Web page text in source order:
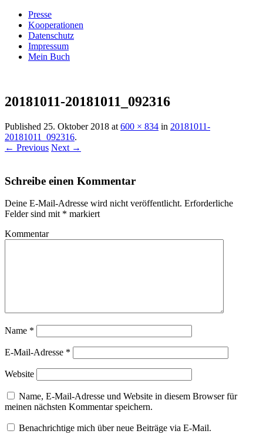
Presse
Kooperationen
Datenschutz
Impressum
Mein Buch
Villa König
20181011-20181011_092316
Published 25. Oktober 2018 at 600 × 834 in 20181011-
20181011_092316.
← Previous Next →
Schreibe einen Kommentar
Deine E-Mail-Adresse wird nicht veröffentlicht. Erforderliche
Felder sind mit * markiert
Kommentar
Name *
E-Mail-Adresse *
Website
Name, E-Mail-Adresse und Website in diesem Browser für
meinen nächsten Kommentar speichern.
Benachrichtige mich über neue Beiträge via E-Mail.